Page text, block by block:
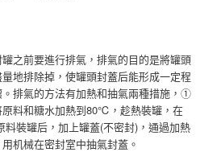
之前要進行排氣，排氣的目的是將罐頭
地排除掉，使罐頭封蓋后能形成一定程
排氣的方法有加熱和抽氣兩種措施，①
料和糖水加熱到80℃，趁熱裝罐，在
料裝罐后，加上罐蓋(不密封)，通過加熱
机械在密封室中抽氣封蓋。